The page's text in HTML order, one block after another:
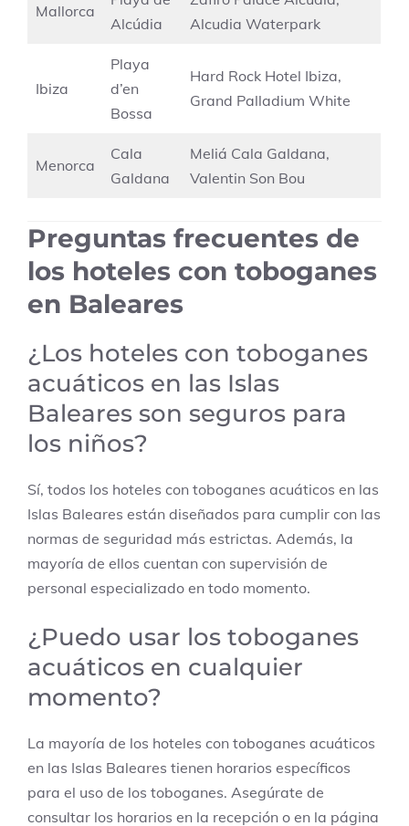
Mallorca
Alcúdia
Alcudia Waterpark
Ibiza
Playa
d’en
Bossa
Hard Rock Hotel Ibiza,
Grand Palladium White
Menorca
Cala
Galdana
Meliá Cala Galdana,
Valentin Son Bou
Preguntas frecuentes de
los hoteles con toboganes
en Baleares
¿Los hoteles con toboganes
acuáticos en las Islas
Baleares son seguros para
los niños?
Sí, todos los hoteles con toboganes acuáticos en las
Islas Baleares están diseñados para cumplir con las
normas de seguridad más estrictas. Además, la
mayoría de ellos cuentan con supervisión de
personal especializado en todo momento.
¿Puedo usar los toboganes
acuáticos en cualquier
momento?
La mayoría de los hoteles con toboganes acuáticos
en las Islas Baleares tienen horarios específicos
para el uso de los toboganes. Asegúrate de
consultar los horarios en la recepción o en la página